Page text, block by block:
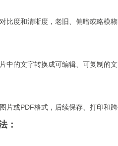
比度和清晰度，老旧、偏暗或略模糊
中的文字转换成可编辑、可复制的
片或PDF格式，后续保存、打印和跨
：